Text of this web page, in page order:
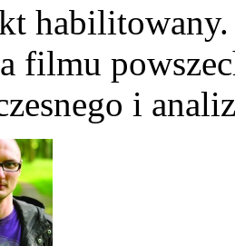
habilitowany.
filmu
i